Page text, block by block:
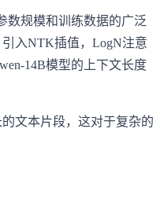
数规模和训练数据的广泛
入NTK插值，LogN注意
14B模型的上下文长度
文本片段，这对于复杂的